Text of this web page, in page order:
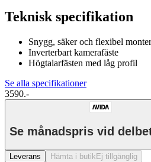
Teknisk specifikation
Snygg, säker och flexibel
Inverterbart kamerafäste
Högtalarfästen med låg profil
Se alla specifikationer
3590.-
Se månadspris vid
Leverans Hämta i butik Ej tillgänglig